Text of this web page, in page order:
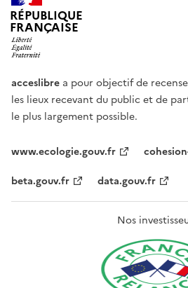
RÉPUBLIQUE
FRANÇAISE
acceslibre a pour objectif de
les lieux recevant du public et de
le plus largement possible.
www.ecologie.gouv.fr
beta.gouv.fr
data.gouv.fr
Nos